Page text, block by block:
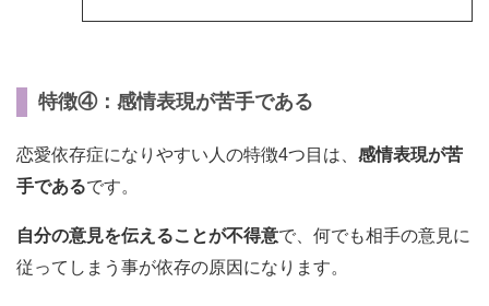
特徴④：感情表現が苦手である
恋愛依存症になりやすい人の特徴4つ目は、 感情表現が苦
手であるです。
自分の意見を伝えることが不得意で、何でも相手の意見に
従ってしまう事が依存の原因になります。